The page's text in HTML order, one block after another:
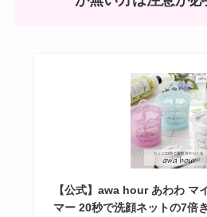
【公式】awa hour あわわ マ
マー 20秒で洗顔ネットの7倍